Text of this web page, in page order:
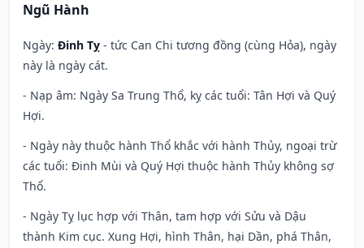
Ngũ Hành
Ngày: Đinh Tỵ - tức Can Chi tương đồng (cùng Hỏa), ngày
này là ngày cát.
- Nạp âm: Ngày Sa Trung Thổ, kỵ các tuổi: Tân Hợi và Quý
Hợi.
- Ngày này thuộc hành Thổ khắc với hành Thủy, ngoại trừ
các tuổi: Đinh Mùi và Quý Hợi thuộc hành Thủy không sợ
Thổ.
- Ngày Tỵ lục hợp với Thân, tam hợp với Sửu và Dậu
thành Kim cục. Xung Hợi, hình Thân, hại Dần, phá Thân,